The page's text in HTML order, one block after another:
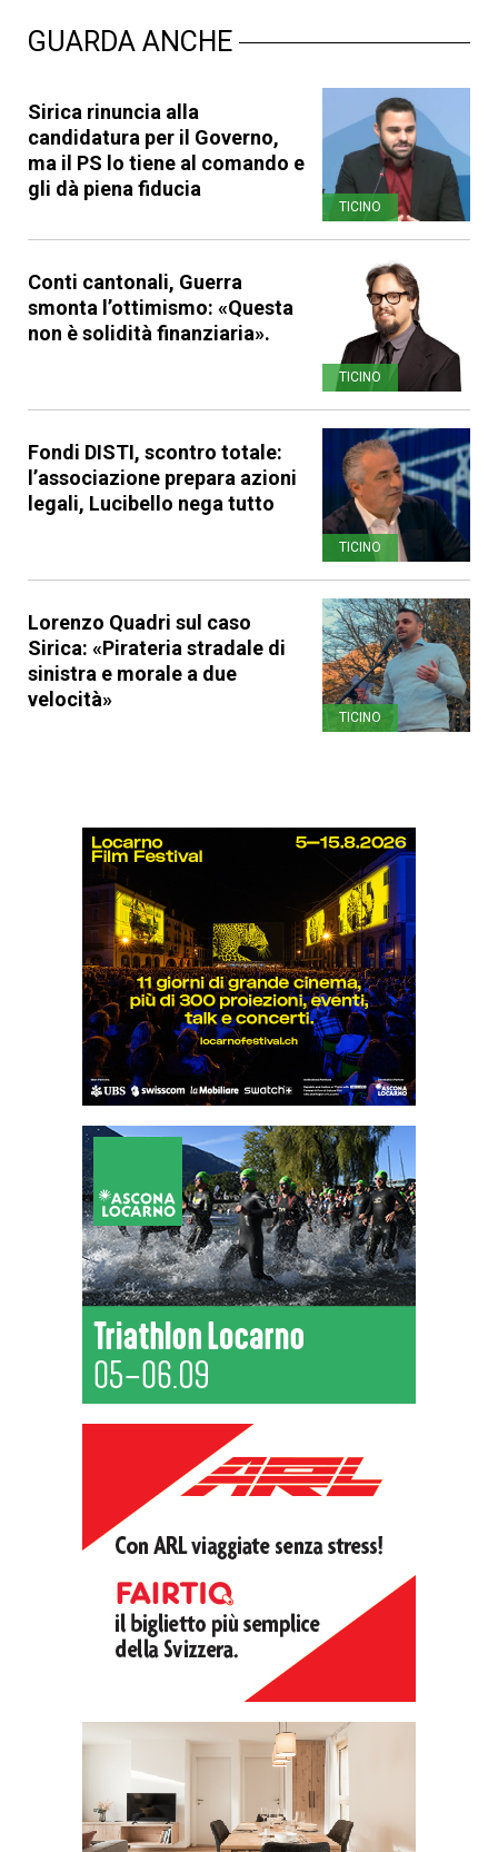
GUARDA ANCHE
Sirica rinuncia alla
candidatura per il Governo,
ma il PS lo tiene al comando e
gli dà piena fiducia
TICINO
Conti cantonali, Guerra
smonta l’ottimismo: «Questa
non è solidità finanziaria».
TICINO
Fondi DISTI, scontro totale:
l’associazione prepara azioni
legali, Lucibello nega tutto
TICINO
Lorenzo Quadri sul caso
Sirica: «Pirateria stradale di
sinistra e morale a due
velocità»
TICINO